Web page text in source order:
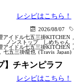
レシピはこちら！
2026/08/07
アイドル七五三掛KITCHEN
ノンストップ
しめちゃん
,
アイドル七五三掛KITCHEN ,
七五三掛龍也 (Travis Japan)
】チキンピラフ
レシピはこちら！